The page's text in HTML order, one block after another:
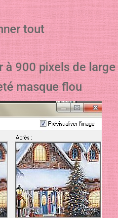
tout
à 900 pixels de large
masque flou